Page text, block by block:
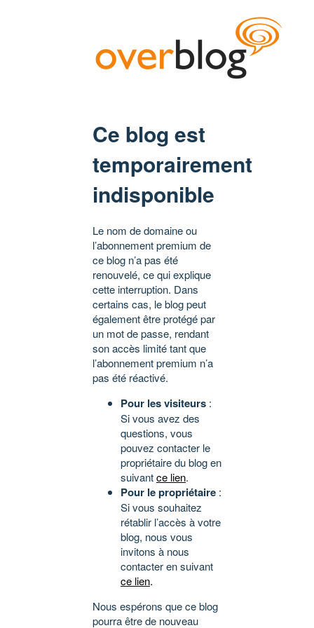
Ce blog est
temporairement
indisponible
Le nom de domaine ou
l’abonnement premium de
ce blog n’a pas été
renouvelé, ce qui explique
cette interruption. Dans
certains cas, le blog peut
également être protégé par
un mot de passe, rendant
son accès limité tant que
l’abonnement premium n’a
pas été réactivé.
Pour les visiteurs :
Si vous avez des
questions, vous
pouvez contacter le
propriétaire du blog en
suivantce lien.
Pour le propriétaire :
Si vous souhaitez
rétablir l’accès à votre
blog, nous vous
invitons à nous
contacter en suivant
ce lien.
Nous espérons que ce blog
pourra être de nouveau